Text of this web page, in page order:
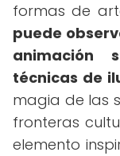
formas de
puede
animación
técnicas de
magia de las
fronteras
elemento